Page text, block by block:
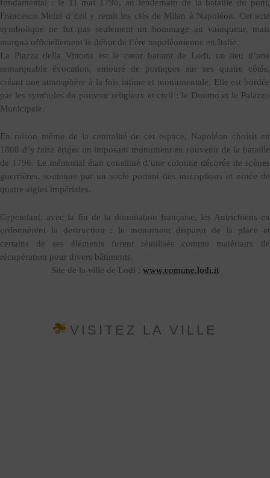
fondamental : le 11 mai 1796, au lendemain de la bataille du pont,
Francesco Melzi d’Eril y remit les clés de Milan à Napoléon. Cet acte
symbolique ne fut pas seulement un hommage au vainqueur, mais
marqua officiellement le début de l’ère napoléonienne en Italie.
La Piazza della Vittoria est le cœur battant de Lodi, un lieu d’une
remarquable évocation, entouré de portiques sur ses quatre côtés,
créant une atmosphère à la fois intime et monumentale. Elle est bordée
par les symboles du pouvoir religieux et civil : le Duomo et le Palazzo
Municipale.
En raison même de la centralité de cet espace, Napoléon choisit en
1808 d’y faire ériger un imposant monument en souvenir de la bataille
de 1796. Le mémorial était constitué d’une colonne décorée de scènes
guerrières, soutenue par un socle portant des inscriptions et ornée de
quatre aigles impériales.
Cependant, avec la fin de la domination française, les Autrichiens en
ordonnèrent la destruction : le monument disparut de la place et
certains de ses éléments furent réutilisés comme matériaux de
récupération pour divers bâtiments.
Site de la ville de Lodi : www.comune.lodi.it
VISITEZ LA VILLE